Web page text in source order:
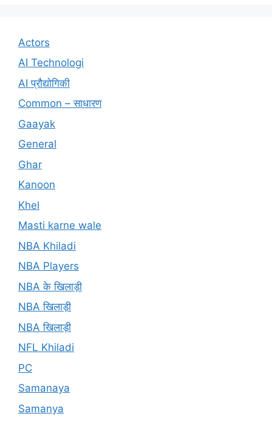
Actors
AI Technologi
AI प्रौद्योगिकी
Common – साधारण
Gaayak
General
Ghar
Kanoon
Khel
Masti karne wale
NBA Khiladi
NBA Players
NBA के खिलाड़ी
NBA खिलाड़ी
NBA खिलाड़ी
NFL Khiladi
PC
Samanaya
Samanya